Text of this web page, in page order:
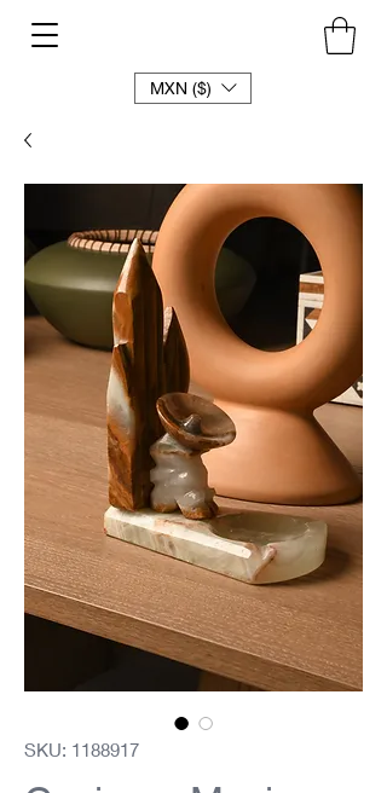
MXN ($)
SKU: 1188917